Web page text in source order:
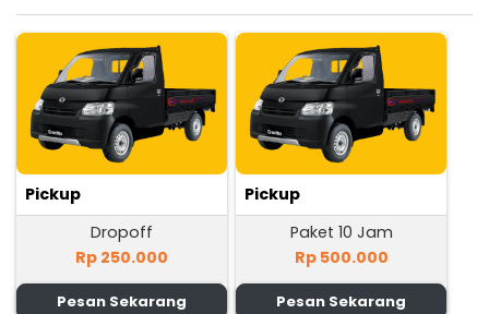
Pickup
Dropoff
Rp 250.000
Pesan Sekarang
Pickup
Paket 10 Jam
Rp 500.000
Pesan Sekarang